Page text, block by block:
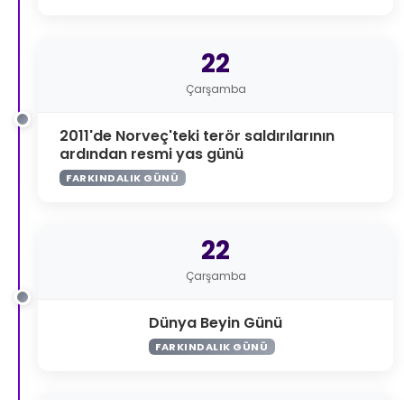
22
Çarşamba
2011'de Norveç'teki terör saldırılarının
ardından resmi yas günü
FARKINDALIK GÜNÜ
22
Çarşamba
Dünya Beyin Günü
FARKINDALIK GÜNÜ